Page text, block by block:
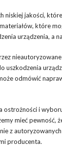
niskiej jakości,
które
urządzenia, a
odmówić
i
mieć pewność,
z
producenta.